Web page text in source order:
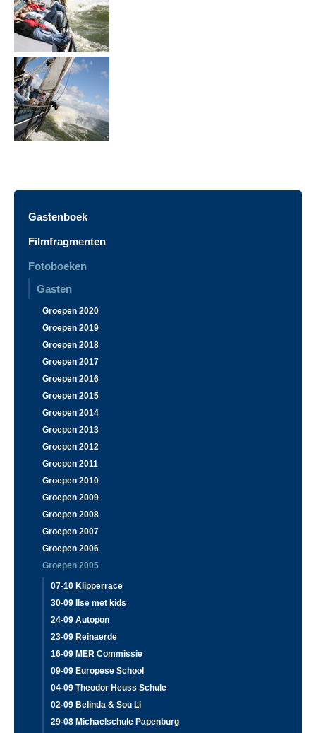
Gastenboek
Filmfragmenten
Fotoboeken
Gasten
Groepen 2020
Groepen 2019
Groepen 2018
Groepen 2017
Groepen 2016
Groepen 2015
Groepen 2014
Groepen 2013
Groepen 2012
Groepen 2011
Groepen 2010
Groepen 2009
Groepen 2008
Groepen 2007
Groepen 2006
Groepen 2005
07-10 Klipperrace
30-09 Ilse met kids
24-09 Autopon
23-09 Reinaerde
16-09 MER Commissie
09-09 Europese School
04-09 Theodor Heuss Schule
02-09 Belinda & Sou Li
29-08 Michaelschule Papenburg